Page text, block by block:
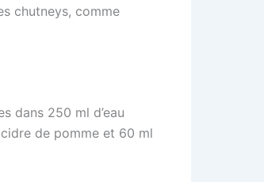
chutneys, comme
dans 250 ml d’eau
de pomme et 60 ml